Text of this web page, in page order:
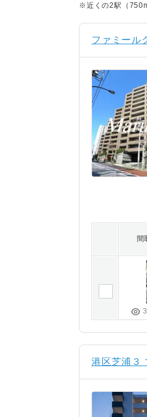
※近くの2駅（
ファミール
間
港区芝浦３